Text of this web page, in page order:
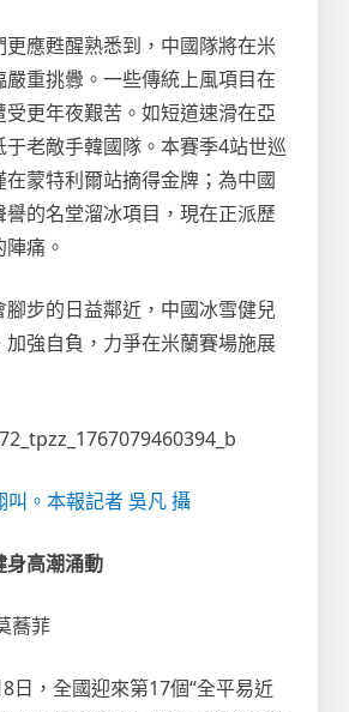
更應甦醒熟悉到，中國隊將在米
嚴重挑釁。一些傳統上風項目在
更年夜艱苦。如短道速滑在亞
于老敵手韓國隊。本賽季4站世巡
蒙特利爾站摘得金牌；為中國
譽的名堂溜冰項目，現在正派歷
痛。
腳步的日益鄰近，中國冰雪健兒
加強自負，力爭在米蘭賽場施展
叫。本報記者 吳凡 攝
身高潮涌動
蕎菲
日，全國迎來第17個“全平易近